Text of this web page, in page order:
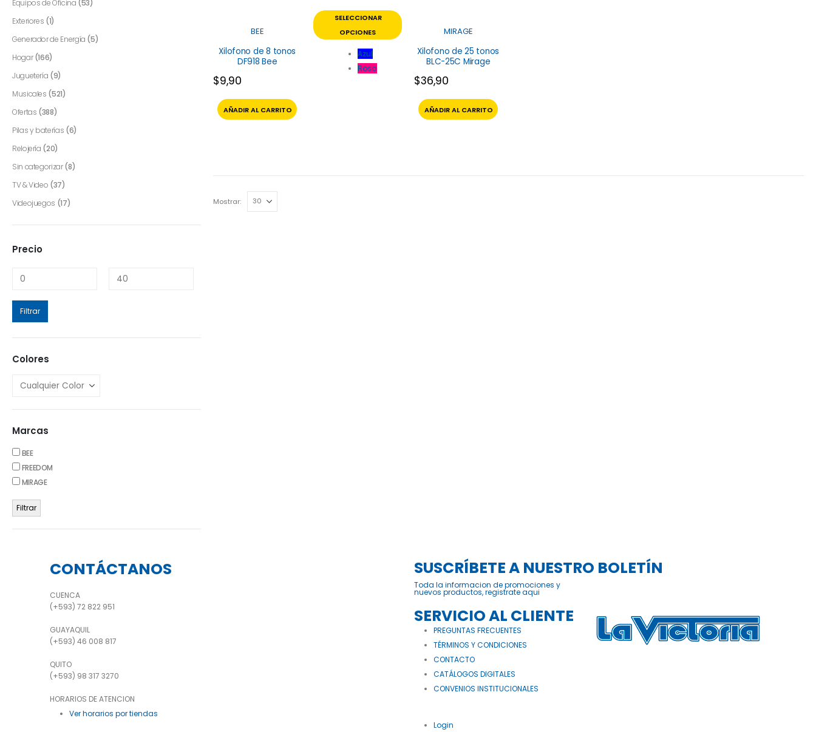
BEE
Xilofono de 8 tonos
DF918 Bee
$9,90
AÑADIR AL CARRITO
SELECCIONAR
OPCIONES
Azul
Rosa
MIRAGE
Xilofono de 25 tonos
BLC-25C Mirage
$36,90
AÑADIR AL CARRITO
Mostrar:
Equipos de Oficina (53)
Exteriores (1)
Generador de Energía (5)
Hogar (166)
Juguetería (9)
Musicales (521)
Ofertas (388)
Pilas y baterías (6)
Relojería (20)
Sin categorizar(8)
TV & Video (37)
Videojuegos (17)
Precio
Filtrar
Colores
Marcas
BEE
FREEDOM
MIRAGE
Filtrar
CONTÁCTANOS
CUENCA
(+593) 72 822 951
GUAYAQUIL
(+593) 46 008 817
QUITO
(+593) 98 317 3270
HORARIOS DE ATENCION
Ver horarios por tiendas
SUSCRÍBETE A NUESTRO BOLETÍN
Toda la informacion de promociones y
nuevos productos, registrate aqui
SERVICIO AL CLIENTE
PREGUNTAS FRECUENTES
TÉRMINOS Y CONDICIONES
CONTACTO
CATÁLOGOS DIGITALES
CONVENIOS INSTITUCIONALES
Login